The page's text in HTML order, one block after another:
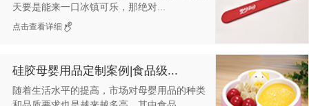
天要是能来一口冰镇可乐，那绝对...
点击查看详细
硅胶母婴用品定制案例|食品级...
随着生活水平的提高，市场对母婴用品的种类